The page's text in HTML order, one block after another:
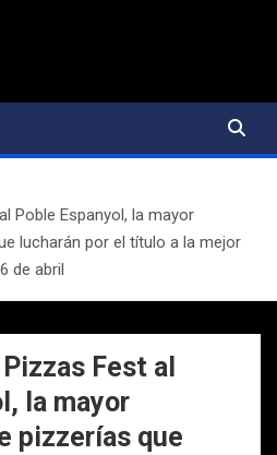
Poble Espanyol, la mayor
lucharán por el título a la mejor
de abril
Fest al
la mayor
pizzerías que